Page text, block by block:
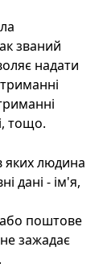
званий
надати
тощо.
яких людина
дані - ім'я,
або поштове
не зажадає